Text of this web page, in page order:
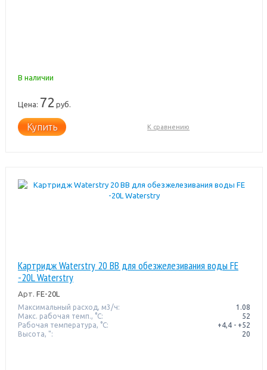
В наличии
Цена: 72 руб.
Купить К сравнению
Картридж Waterstrу 20 BB для обезжелезивания воды FE
-20L Waterstry
Арт. FE-20L
Максимальный расход, м3/ч:
1.08
Макс. рабочая темп., °С:
52
Рабочая температура, °C:
+4,4 - +52
Высота, ":
20